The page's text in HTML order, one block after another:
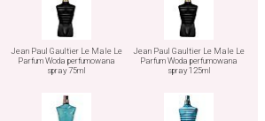
Jean Paul Gaultier Le Male Le
Parfum Woda perfumowana
spray 75ml
Jean Paul Gaultier Le Male Le
Parfum Woda perfumowana
spray 125ml